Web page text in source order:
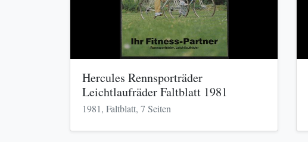
Hercules Rennsporträder
Leichtlaufräder Faltblatt 1981
1981, Faltblatt, 7 Seiten